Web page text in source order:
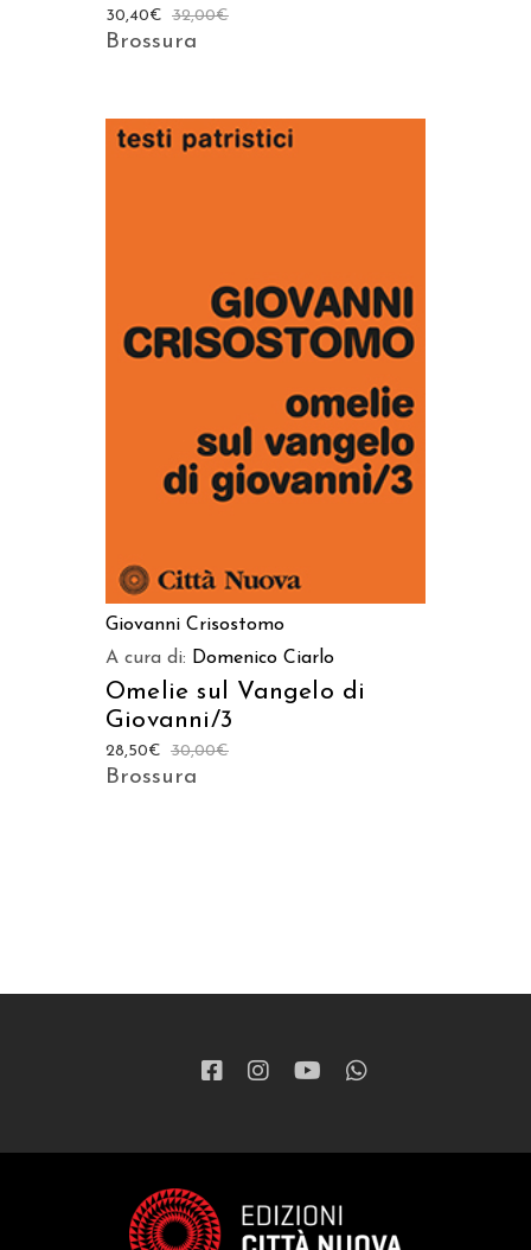
32,00€
30,40€
Brossura
AGGIUNGI AL CARRELLO
Giovanni Crisostomo
A cura di: Domenico Ciarlo
Omelie sul Vangelo di
Giovanni/3
30,00€
28,50€
Brossura